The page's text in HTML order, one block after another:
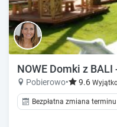
NOWE Domki z
Pobierowo• 9.6
Bezpłatna zmiana terminu